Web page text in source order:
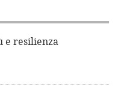
e resilienza